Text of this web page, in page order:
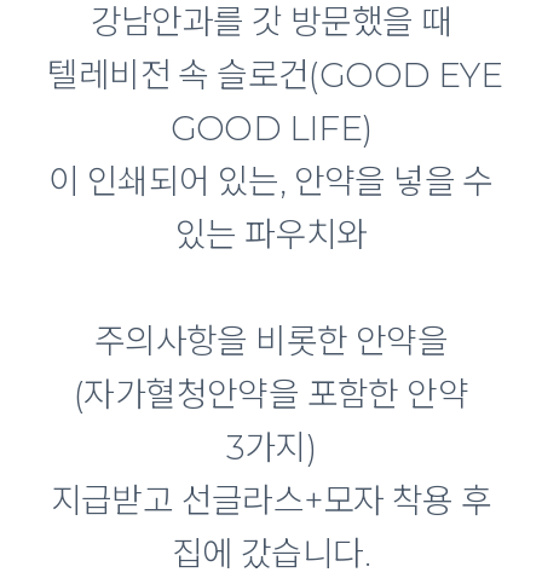
강남안과를 갓 방문했을 때
텔레비전 속 슬로건(GOOD EYE
GOOD LIFE)
이 인쇄되어 있는, 안약을 넣을 수
있는 파우치와
주의사항을 비롯한 안약을
(자가혈청안약을 포함한 안약
3가지)
지급받고 선글라스+모자 착용 후
집에 갔습니다.